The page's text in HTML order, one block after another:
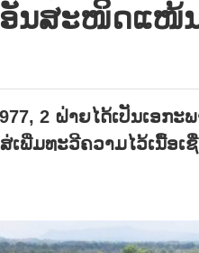
ອັນສະໜິດແໜ້
2 ຝ່າຍໄດ້ເປັນເອກ
ເພີ່ມທະວີຄວາມໄວ້ເນື້ອ